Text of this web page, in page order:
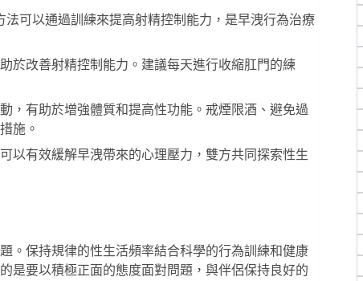
可以通過訓練來提高射精控制能力，是早洩行為治療
於改善射精控制能力。建議每天進行收縮肛門的練
，有助於增強體質和提高性功能。戒煙限酒、避免過
施。
以有效緩解早洩帶來的心理壓力，雙方共同探索性生
。保持規律的性生活頻率結合科學的行為訓練和健康
是要以積極正面的態度面對問題，與伴侶保持良好的